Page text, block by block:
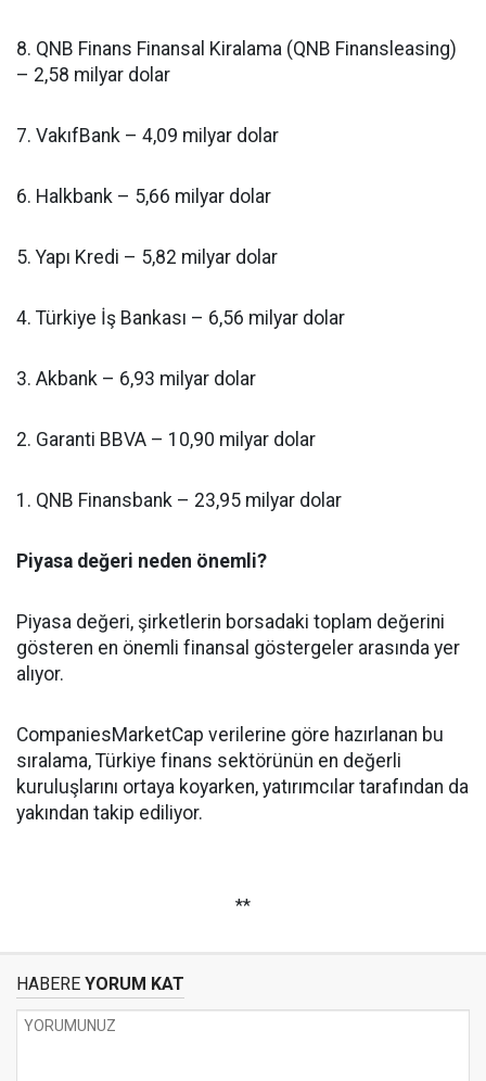
8. QNB Finans Finansal Kiralama (QNB Finansleasing)
– 2,58 milyar dolar
7. VakıfBank – 4,09 milyar dolar
6. Halkbank – 5,66 milyar dolar
5. Yapı Kredi – 5,82 milyar dolar
4. Türkiye İş Bankası – 6,56 milyar dolar
3. Akbank – 6,93 milyar dolar
2. Garanti BBVA – 10,90 milyar dolar
1. QNB Finansbank – 23,95 milyar dolar
Piyasa değeri neden önemli?
Piyasa değeri, şirketlerin borsadaki toplam değerini
gösteren en önemli finansal göstergeler arasında yer
alıyor.
CompaniesMarketCap verilerine göre hazırlanan bu
sıralama, Türkiye finans sektörünün en değerli
kuruluşlarını ortaya koyarken, yatırımcılar tarafından da
yakından takip ediliyor.
**
HABERE YORUM KAT